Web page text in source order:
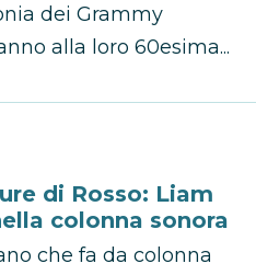
dei Grammy
alla loro 60esima...
di Rosso: Liam
colonna sonora
che fa da colonna